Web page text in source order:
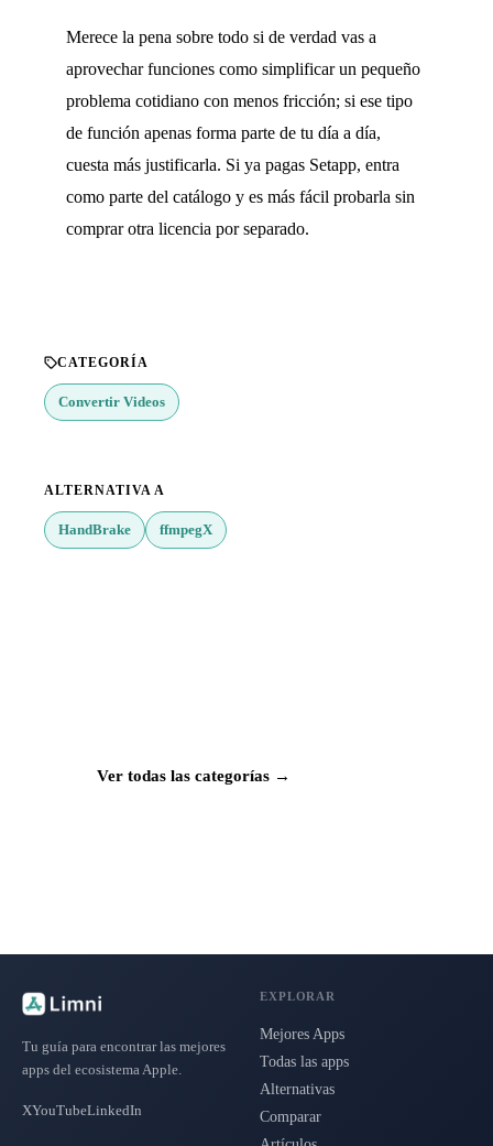
Merece la pena sobre todo si de verdad vas a
aprovechar funciones como simplificar un pequeño
problema cotidiano con menos fricción; si ese tipo
de función apenas forma parte de tu día a día,
cuesta más justificarla. Si ya pagas Setapp, entra
como parte del catálogo y es más fácil probarla sin
comprar otra licencia por separado.
CATEGORÍA
Convertir Videos
ALTERNATIVA A
HandBrake ffmpegX
Ver todas las categorías →
Tu guía para encontrar las mejores
apps del ecosistema Apple.
XYouTubeLinkedIn
EXPLORAR
Mejores Apps
Todas las apps
Alternativas
Comparar